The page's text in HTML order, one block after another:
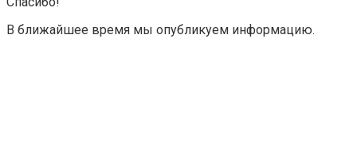
В ближайшее время мы опубликуем информацию.